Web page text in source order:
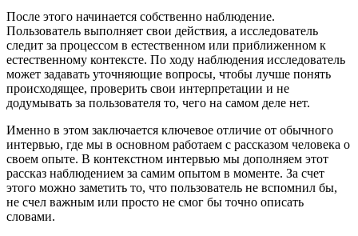
После этого начинается собственно наблюдение.
Пользователь выполняет свои действия, а исследователь
следит за процессом в естественном или приближенном к
естественному контексте. По ходу наблюдения исследователь
может задавать уточняющие вопросы, чтобы лучше понять
происходящее, проверить свои интерпретации и не
додумывать за пользователя то, чего на самом деле нет.
Именно в этом заключается ключевое отличие от обычного
интервью, где мы в основном работаем с рассказом человека о
своем опыте. В контекстном интервью мы дополняем этот
рассказ наблюдением за самим опытом в моменте. За счет
этого можно заметить то, что пользователь не вспомнил бы,
не счел важным или просто не смог бы точно описать
словами.